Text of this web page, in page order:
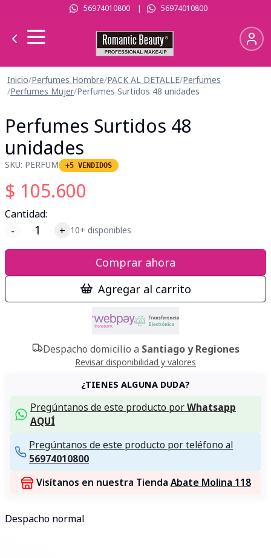
56974010800| 56974010800
Inicio/Perfumes Hombre/PACK AL DETALLE/Perfumes
/Perfumes Mujer/Perfumes Surtidos 48 unidades
Perfumes Surtidos 48
unidades
SKU: PERFUM +5 VENDIDOS
$ 105.600
Cantidad:
-
+ 10+ disponibles
Comprar ahora
Agregar al carrito
Despacho domicilio a Santiago y Regiones
Revisar disponibilidad y valores
¿TIENES ALGUNA DUDA?
Pregúntanos de este producto porWhatsapp
AQUÍ
Pregúntanos de este producto por teléfono al
56974010800
Visítanos en nuestra Tienda Abate Molina 118
Despacho normal